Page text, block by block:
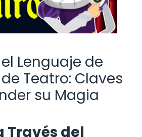
Lenguaje de
Teatro: Claves
su Magia
Través del